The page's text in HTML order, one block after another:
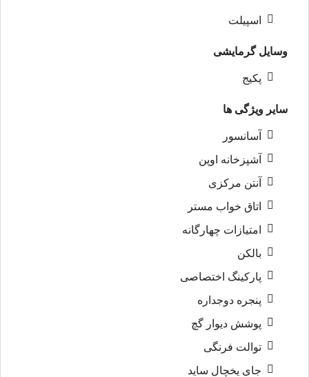
اسپیلت
وسایل گرمایشی
پکیج
سایر ویژگی ها
آسانسور
آشپزخانه اوپن
آنتن مرکزی
اتاق خواب مستر
امتیازات چهارگانه
بالکن
پارکینگ اختصاصی
پنجره دوجداره
پوشش دیوار گچ
توالت فرنگی
جای یخچال ساید